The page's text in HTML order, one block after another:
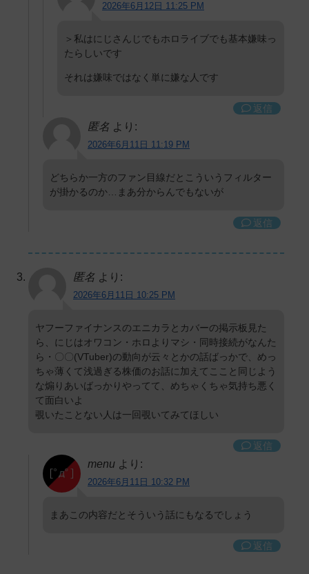
2026年6月12日 11:25 PM
＞私はにじさんじでもホロライブでも基本嫌味っ
たらしいです
それは嫌味ではなく単に嫌な人です
返信
匿名 より:
2026年6月11日 11:19 PM
どちらか一方のファン目線だとこういうフィルター
が掛かるのか…まあ分からんでもないが
返信
匿名 より:
2026年6月11日 10:25 PM
ヤフーファイナンスのエニカラとカバーの掲示板見た
ら、にじはオワコン・ホロよりマシ・同時接続がなんた
ら・〇〇(VTuber)の動向が云々とかの話ばっかで、めっ
ちゃ薄くて浅過ぎる株価のお話に加えてここと同じよう
な煽りあいばっかりやってて、めちゃくちゃ気持ち悪く
て面白いよ
覗いたことない人は一回覗いてみてほしい
返信
menu より:
2026年6月11日 10:32 PM
まあこの内容だとそういう話にもなるでしょう
返信